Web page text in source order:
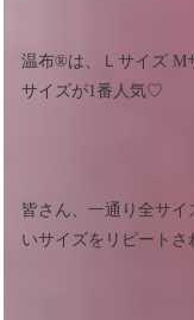
温布®︎は、Ｌサイズ M
サイズが1番人気♡
皆さん、一通り全サ
いサイズをリピートさ